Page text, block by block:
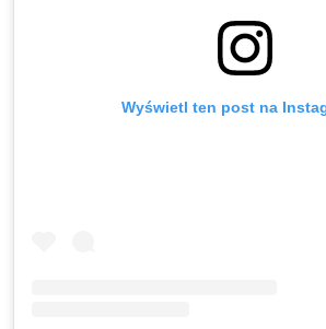
Wyświetl ten post na